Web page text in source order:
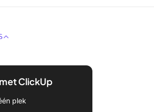
ClickUp
plek